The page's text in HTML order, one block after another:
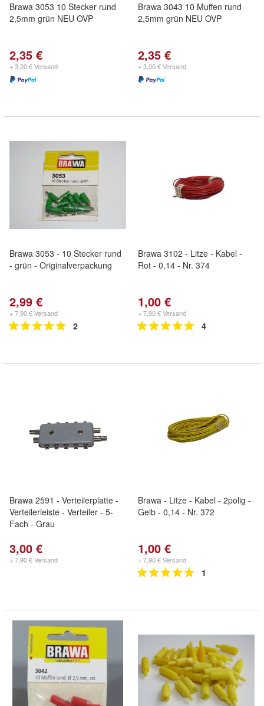
Brawa 3053 10 Stecker rund
2,5mm grün NEU OVP
2,35 €
+ 3,00 € Versand
Brawa 3043 10 Muffen rund
2,5mm grün NEU OVP
2,35 €
+ 3,00 € Versand
Brawa 3053 - 10 Stecker rund
- grün - Originalverpackung
2,99 €
+ 7,90 € Versand
2
Brawa 3102 - Litze - Kabel -
Rot - 0,14 - Nr. 374
1,00 €
+ 7,90 € Versand
4
Brawa 2591 - Verteilerplatte -
Verteilerleiste - Verteiler - 5-
Fach - Grau
3,00 €
+ 7,90 € Versand
Brawa - Litze - Kabel - 2polig -
Gelb - 0,14 - Nr. 372
1,00 €
+ 7,90 € Versand
1